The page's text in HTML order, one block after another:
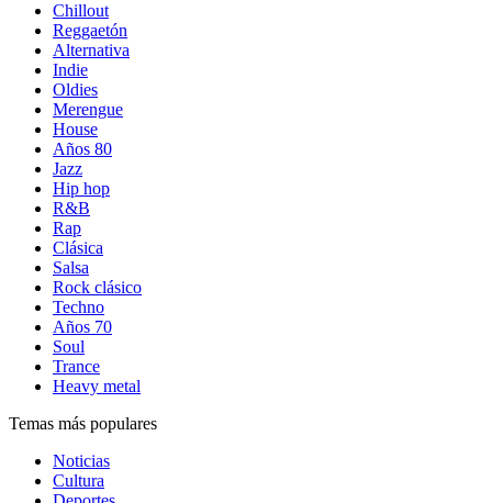
Chillout
Reggaetón
Alternativa
Indie
Oldies
Merengue
House
Años 80
Jazz
Hip hop
R&B
Rap
Clásica
Salsa
Rock clásico
Techno
Años 70
Soul
Trance
Heavy metal
Temas más populares
Noticias
Cultura